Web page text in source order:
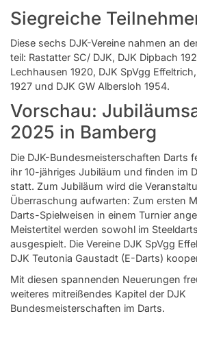
Siegreiche
Diese sechs DJK-Vereine nahmen an
teil: Rastatter SC/ DJK, DJK Dipbach
Lechhausen 1920, DJK SpVgg
1927 und DJK GW Albersloh 1954.
Vorschau:
2025 in Bamberg
Die DJK-Bundesmeisterschaften Darts
ihr 10-jähriges Jubiläum und finden im
statt. Zum Jubiläum wird die
Überraschung aufwarten: Zum ersten
Darts-Spielweisen in einem Turnier
Meistertitel werden sowohl im
ausgespielt. Die Vereine DJK SpVgg
DJK Teutonia Gaustadt (E-Darts)
Mit diesen spannenden Neuerungen
weiteres mitreißendes Kapitel der DJK
Bundesmeisterschaften im Darts.